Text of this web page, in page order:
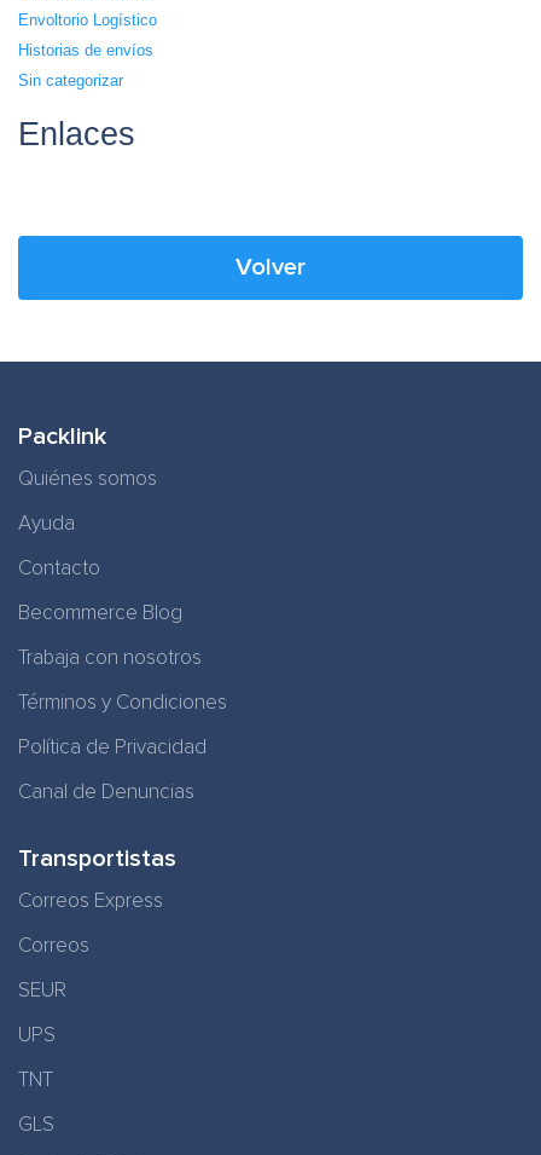
Envoltorio Logístico
Historias de envíos
Sin categorizar
Enlaces
Volver
Packlink
Quiénes somos
Ayuda
Contacto
Becommerce Blog
Trabaja con nosotros
Términos y Condiciones
Política de Privacidad
Canal de Denuncias
Transportistas
Correos Express
Correos
SEUR
UPS
TNT
GLS